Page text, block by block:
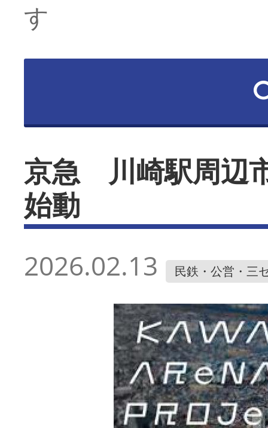
す
京急 川崎駅周辺
始動
2026.02.13 民鉄・公営・三